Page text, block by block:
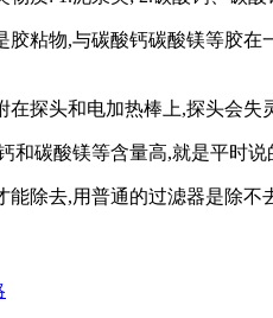
胶粘物,与碳酸钙碳酸镁等胶在
在探头和电加热棒上,探头会失
和碳酸镁等含量高,就是平时说
能除去,用普通的过滤器是除不